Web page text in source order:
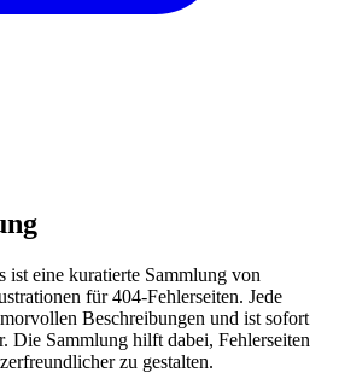
eine kuratierte Sammlung von
für 404-Fehlerseiten. Jede
Beschreibungen und ist sofort
Die Sammlung hilft dabei, Fehlerseiten
zu gestalten.